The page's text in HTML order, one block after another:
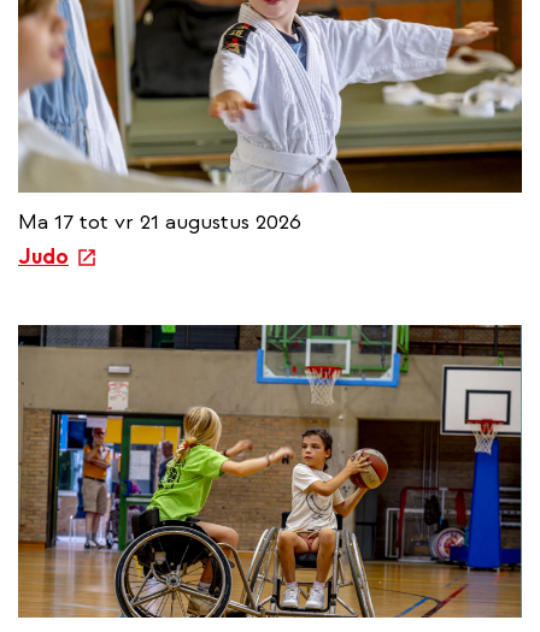
Ma 17 tot vr 21 augustus 2026
Judo
e
e
n
a
l
l
i
n